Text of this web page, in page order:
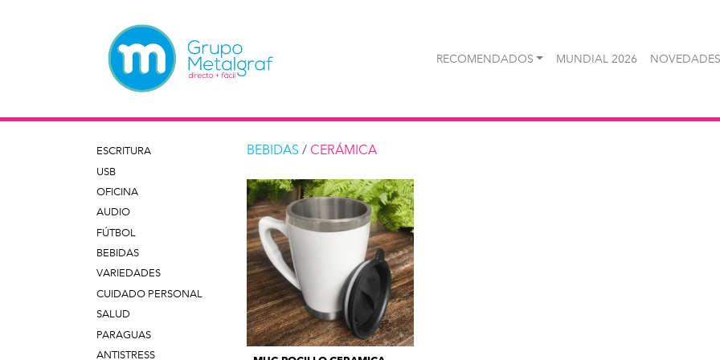
RECOMENDADOS MUNDIAL 2026
ESCRITURA
USB
OFICINA
AUDIO
FÚTBOL
BEBIDAS
VARIEDADES
CUIDADO PERSONAL
SALUD
PARAGUAS
ANTISTRESS
BEBIDAS / CERÁMICA